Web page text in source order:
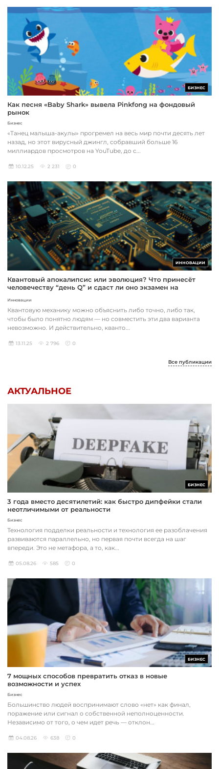
БИЗНЕС
Как песня «Baby Shark» вывела Pinkfong на фондовый
рынок
Бизнес
«Танец малыша-акулы» прогремел на весь мир почти десять лет
назад, но этот вирусный джингл, собравший больше 16
миллиардов просмотров на YouTube, до с...
10.12.25 2 231 0
ИННОВАЦИИ
Квантовый апокалипсис или эволюция? Что принесёт
человечеству “день Q” и сдаст ли оно экзамен на
Инновации
Квантовую механику можно объяснить либо точно, либо так,
чтобы было понятно людям — но совместить эти два варианта
невозможно. И действительно, кванто...
13.11.25 2 796 0
Все публикации
АКТУАЛЬНОЕ
БИЗНЕС
3 года вместо десятилетий: как быстро дипфейки стали
неотличимыми от реальности
Бизнес
Технология подделки реальности и технология ее разоблачения
развиваются параллельно, но первая почти всегда на шаг
впереди. Это не метафора, а то, как...
05.08.26 585 0
БИЗНЕС
7 мощных способов превратить отказ в новые
возможности и успех
Бизнес
Большинство людей воспринимают слово «нет» как финал,
поражение или сигнал о собственной неполноценности.
Независимо от того, о чем идет речь — отклон...
04.08.26 638 0